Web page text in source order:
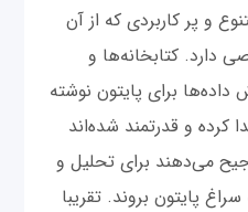
و پر کاربردی که از آن
دارد. کتابخانه‌ها و
برای پایتون نوشته
کرده و قدرتمند شده‌اند
می‌دهند برای تحلیل و
پایتون بروند. تقریبا